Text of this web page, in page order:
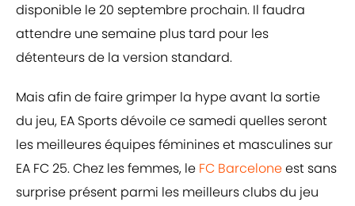
disponible le 20 septembre prochain. Il faudra
attendre une semaine plus tard pour les
détenteurs de la version standard.
Mais afin de faire grimper la hype avant la sortie
du jeu, EA Sports dévoile ce samedi quelles seront
les meilleures équipes féminines et masculines sur
EA FC 25. Chez les femmes, le FC Barceloneest sans
surprise présent parmi les meilleurs clubs du jeu